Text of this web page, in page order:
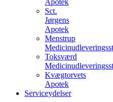
Sct.
Jørgens
Apotek
Menstrup
Toksværd
Kvægtorvets
Apotek
Serviceydelser